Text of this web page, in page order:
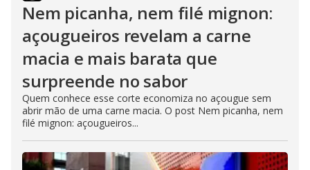
Nem picanha, nem filé mignon:
açougueiros revelam a carne
macia e mais barata que
surpreende no sabor
Quem conhece esse corte economiza no açougue sem
abrir mão de uma carne macia. O post Nem picanha, nem
filé mignon: açougueiros...